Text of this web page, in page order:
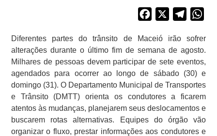
Facebook
Diferentes partes do trânsito de Maceió irão sofrer
alterações durante o último fim de semana de agosto.
Milhares de pessoas devem participar de sete eventos,
agendados para ocorrer ao longo de sábado (30) e
domingo (31). O Departamento Municipal de Transportes
e Trânsito (DMTT) orienta os condutores a ficarem
atentos às mudanças, planejarem seus deslocamentos e
buscarem rotas alternativas. Equipes do órgão vão
organizar o fluxo, prestar informações aos condutores e